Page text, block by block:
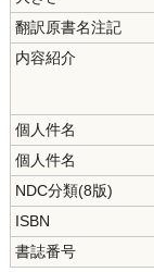
翻訳原書名注記
内容紹介
個人件名
個人件名
NDC分類(8版)
ISBN
書誌番号